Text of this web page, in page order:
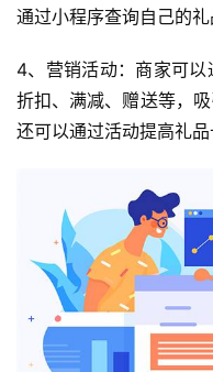
通过小程序查询自己的礼
4、营销活动：商家可
折扣、满减、赠送等，
还可以通过活动提高礼品